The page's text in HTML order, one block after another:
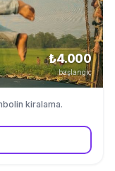
₺4.000
başlangıç
kiralama.